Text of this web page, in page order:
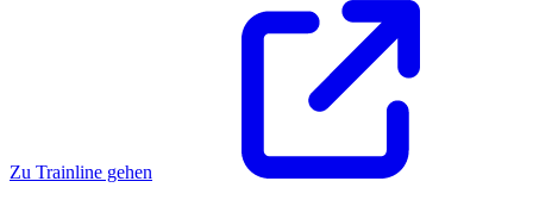
Zu Trainline gehen